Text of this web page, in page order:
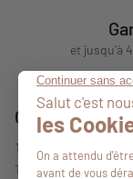
et jusqu'à
Conseils
Tous nos conseils
Trouver un point de